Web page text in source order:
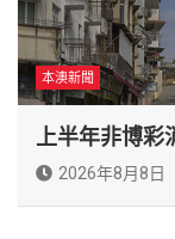
本澳新聞
上半年非博
2026年8月8日